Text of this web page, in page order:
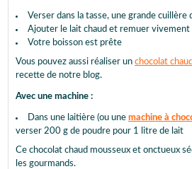
Verser dans la tasse, une grande cuillère
Ajouter le lait chaud et remuer vivement
Votre boisson est prête
Vous pouvez aussi réaliser un chocolat
recette de notre blog.
Avec une machine :
Dans une laitière (ou une machine à
verser 200 g de poudre pour 1 litre de lait
Ce chocolat chaud mousseux et onctueux
les gourmands.